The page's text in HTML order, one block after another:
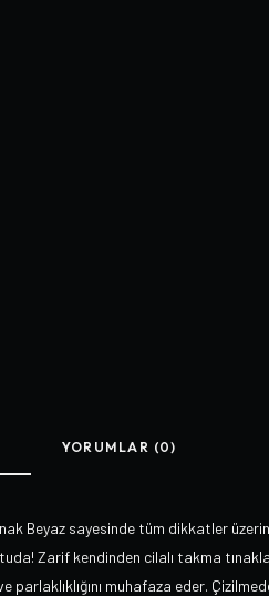
YORUMLAR (0)
Beyaz sayesinde tüm dikkatler
Zarif kendinden cilalı takma
parlaklıklığını muhafaza eder.